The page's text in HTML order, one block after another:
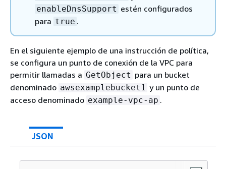
enableDnsSupport estén configurados
para true .
En el siguiente ejemplo de una instrucción de política,
se configura un punto de conexión de la VPC para
permitir llamadas a GetObject para un bucket
denominado awsexamplebucket1 y un punto de
acceso denominado example-vpc-ap .
JSON